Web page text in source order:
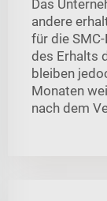
Das
andere
für die
des Erhalts
bleiben
Monaten
nach dem